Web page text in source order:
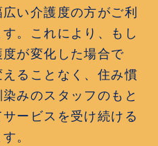
い介護度の方がご利
。これにより、もし
が変化した場合で
ることなく、住み慣
みのスタッフのもと
ービスを受け続ける
。